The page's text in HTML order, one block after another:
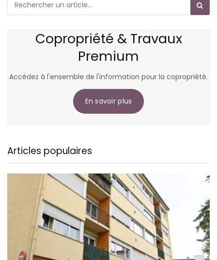
Copropriété & Travaux
Premium
Accédez à l'ensemble de l'information pour la copropriété.
En savoir plus
Articles populaires